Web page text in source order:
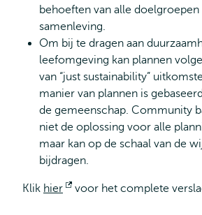
behoeften van alle doelgroepen
samenleving.
Om bij te dragen aan
leefomgeving kan plannen
van “just sustainability”
manier van plannen is
de gemeenschap. Community
niet de oplossing voor alle
maar kan op de schaal van de
bijdragen.
Klik hier
Opent
voor het complete